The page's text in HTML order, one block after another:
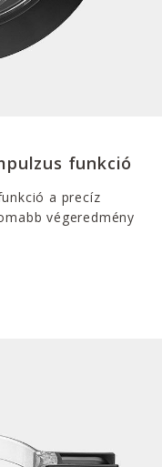
funkció
a precíz
végeredmény